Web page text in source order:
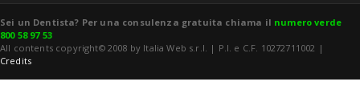
Sei un Dentista? Per una consulenza gratuita chiama il numero verde
800 58 97 53
All contents copyright© 2008 by Italia Web s.r.l. | P.I. e C.F. 10272711002 |
Credits